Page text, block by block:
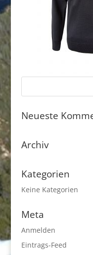
Neueste
Archiv
Kategorien
Keine Kategorien
Meta
Anmelden
Eintrags-Feed